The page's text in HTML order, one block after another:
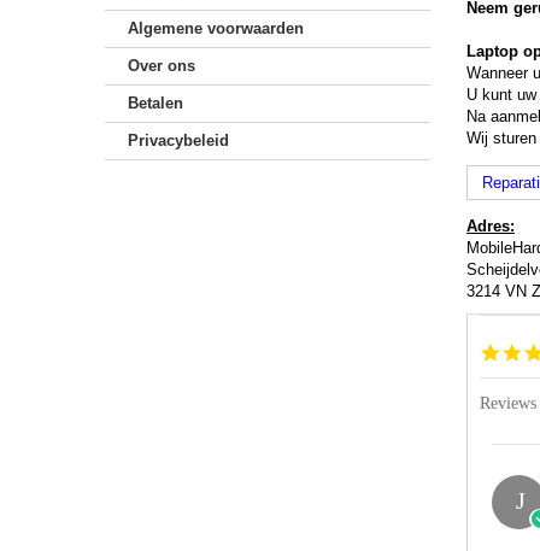
Algemene voorwaarden
Over ons
Betalen
Privacybeleid
Neem
Laptop
Wanneer
U kunt
Na
Wij sturen
Adres:
3214 VN
content
starts
J